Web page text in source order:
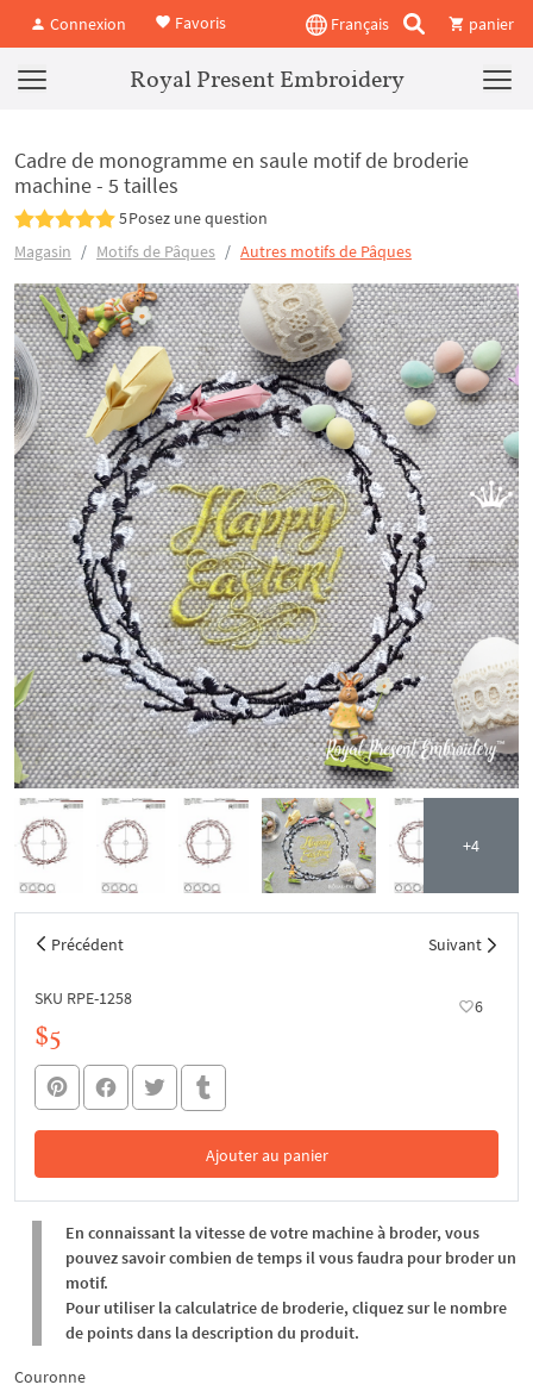
Connexion Favoris Français panier
Royal Present Embroidery
Cadre de monogramme en saule motif de broderie
machine - 5 tailles
5Posez une question
Magasin
Motifs de Pâques Autres motifs de Pâques
+4
Précédent Suivant
SKU RPE-1258 6
$5
Ajouter au panier
Dans le panier
En connaissant la vitesse de votre machine à broder, vous
pouvez savoir combien de temps il vous faudra pour broder un
motif.
Pour utiliser la calculatrice de broderie, cliquez sur le nombre
de points dans la description du produit.
Couronne